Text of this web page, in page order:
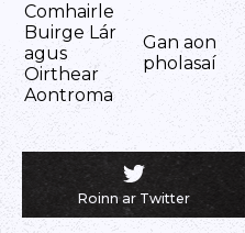
Comhairle
Buirge Lár
agus
Oirthear
Aontroma
Gan aon
pholasaí
Roinn ar Twitter